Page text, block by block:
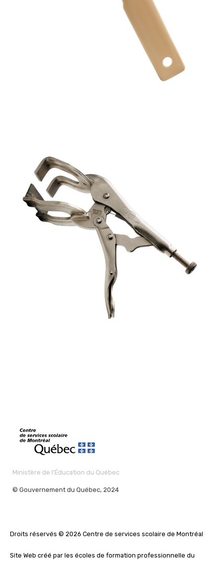
Ministère de l’Éducation du Québec
© Gouvernement du Québec, 2024
Droits réservés © 2026 Centre de services scolaire de Montréal
Site Web créé par les écoles de formation professionnelle du